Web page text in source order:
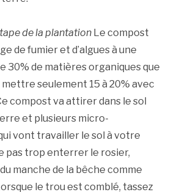
de la plantation Le compost
de fumier et d’algues à une
30% de matières organiques que
mettre seulement 15 à 20% avec
compost va attirer dans le sol
et plusieurs micro-
vont travailler le sol à votre
pas trop enterrer le rosier,
manche de la bêche comme
le trou est comblé, tassez